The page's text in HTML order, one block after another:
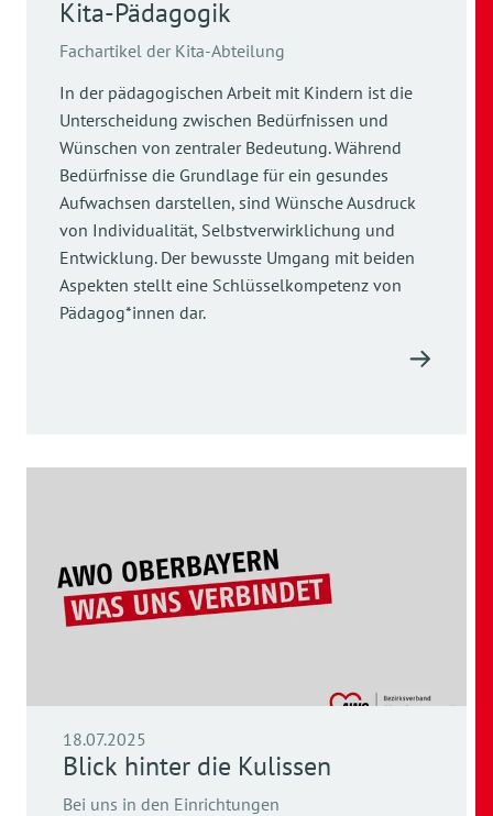
Kita-Pädagogik
Fachartikel der Kita-Abteilung
In der pädagogischen Arbeit mit Kindern ist die
Unterscheidung zwischen Bedürfnissen und
Wünschen von zentraler Bedeutung. Während
Bedürfnisse die Grundlage für ein gesundes
Aufwachsen darstellen, sind Wünsche Ausdruck
von Individualität, Selbstverwirklichung und
Entwicklung. Der bewusste Umgang mit beiden
Aspekten stellt eine Schlüsselkompetenz von
Pädagog*innen dar.
18.07.2025
Blick hinter die Kulissen
Bei uns in den Einrichtungen